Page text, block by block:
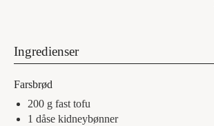
Ingredienser
Farsbrød
200 g fast tofu
1 dåse kidneybønner